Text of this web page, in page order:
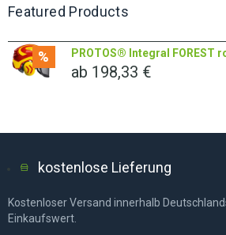
Featured Products
% PROTOS® Integral FOREST
ab 198,33 €
kostenlose Lieferung
Kostenloser Versand innerhalb
Einkaufswert.